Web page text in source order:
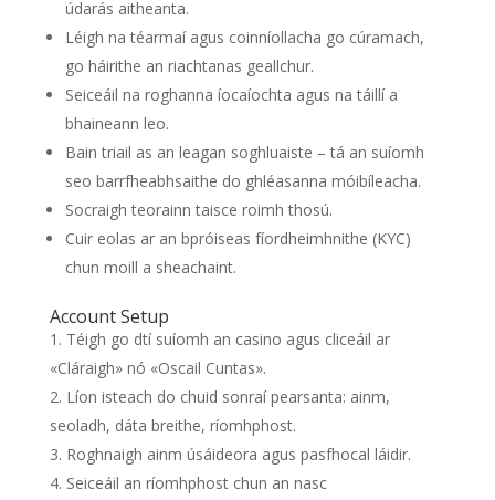
údarás aitheanta.
Léigh na téarmaí agus coinníollacha go cúramach,
go háirithe an riachtanas geallchur.
Seiceáil na roghanna íocaíochta agus na táillí a
bhaineann leo.
Bain triail as an leagan soghluaiste – tá an suíomh
seo barrfheabhsaithe do ghléasanna móibíleacha.
Socraigh teorainn taisce roimh thosú.
Cuir eolas ar an bpróiseas fíordheimhnithe (KYC)
chun moill a sheachaint.
Account Setup
Téigh go dtí suíomh an casino agus cliceáil ar
«Cláraigh» nó «Oscail Cuntas».
Líon isteach do chuid sonraí pearsanta: ainm,
seoladh, dáta breithe, ríomhphost.
Roghnaigh ainm úsáideora agus pasfhocal láidir.
Seiceáil an ríomhphost chun an nasc